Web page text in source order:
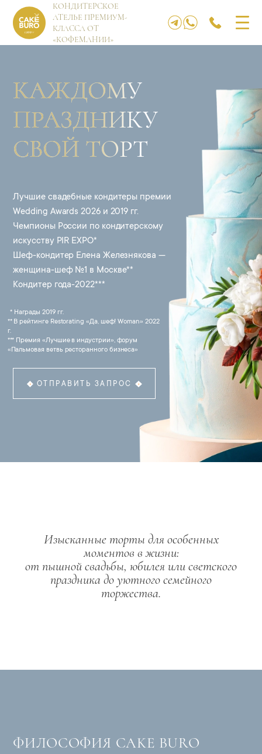
КОНДИТЕРСКОЕ
АТЕЛЬЕ ПРЕМИУМ-
КЛАССА ОТ
«КОФЕМАНИИ»
КАЖДОМУ
ПРАЗДНИКУ
СВОЙ ТОРТ
Лучшие свадебные кондитеры премии
Wedding Awards 2026 и 2019 гг.
Чемпионы России по кондитерскому
искусству PIR EXPO*
Шеф-кондитер Елена Железнякова —
женщина-шеф №1 в Москве**
Кондитер года-2022***
* Награды 2019 гг.
** В рейтинге Restorating «Да, шеф! Woman» 2022
г.
*** Премия «Лучшие в индустрии», форум
«Пальмовая ветвь ресторанного бизнеса»
ОТПРАВИТЬ ЗАПРОС
Изысканные торты для особенных
моментов в жизни:
от пышной свадьбы, юбилея или светского
праздника до уютного семейного
торжества.
ФИЛОСОФИЯ CAKE BURO